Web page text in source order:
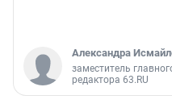
Александра
заместитель
редактора 63.RU